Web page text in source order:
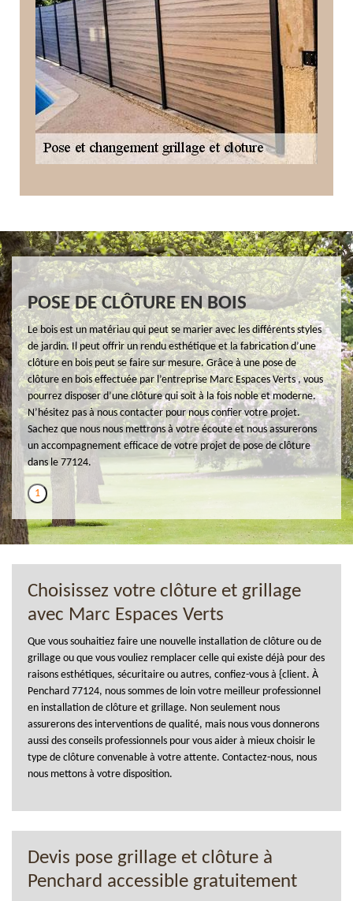
POSE DE CLÔTURE EN BOIS
Le bois est un matériau qui peut se marier avec les différents styles
de jardin. Il peut offrir un rendu esthétique et la fabrication d’une
clôture en bois peut se faire sur mesure. Grâce à une pose de
clôture en bois effectuée par l’entreprise Marc Espaces Verts , vous
pourrez disposer d’une clôture qui soit à la fois noble et moderne.
N’hésitez pas à nous contacter pour nous confier votre projet.
Sachez que nous nous mettrons à votre écoute et nous assurerons
un accompagnement efficace de votre projet de pose de clôture
dans le 77124.
1
Choisissez votre clôture et grillage
avec Marc Espaces Verts
Que vous souhaitiez faire une nouvelle installation de clôture ou de
grillage ou que vous vouliez remplacer celle qui existe déjà pour des
raisons esthétiques, sécuritaire ou autres, confiez-vous à {client. À
Penchard 77124, nous sommes de loin votre meilleur professionnel
en installation de clôture et grillage. Non seulement nous
assurerons des interventions de qualité, mais nous vous donnerons
aussi des conseils professionnels pour vous aider à mieux choisir le
type de clôture convenable à votre attente. Contactez-nous, nous
nous mettons à votre disposition.
Devis pose grillage et clôture à
Penchard accessible gratuitement